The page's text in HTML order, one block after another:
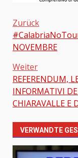
Zurück
#CalabriaNoTour
NOVEMBRE
Weiter
REFERENDUM,
INFORMATIVI
CHIARAVALLE E
VERWANDTE